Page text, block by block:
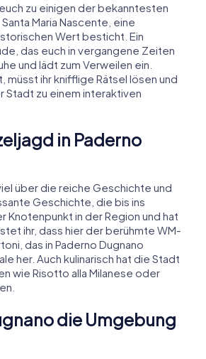
zu einigen der bekanntesten
Maria Nascente, eine
Wert besticht. Ein
das euch in vergangene Zeiten
und lädt zum Verweilen ein.
ihr knifflige Rätsel lösen und
Stadt zu einem interaktiven
in Paderno
über die reiche Geschichte und
Geschichte, die bis ins
in der Region und hat
ihr, dass hier der berühmte WM-
das in Paderno Dugnano
her. Auch kulinarisch hat die Stadt
wie Risotto alla Milanese oder
die Umgebung